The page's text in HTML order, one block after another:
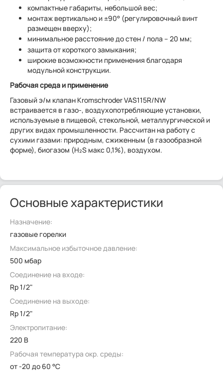
компактные габариты, небольшой вес;
монтаж вертикально и ±90° (регулировочный винт
размещен вверху);
минимальное расстояние до стен / пола – 20 мм;
защита от короткого замыкания;
широкие возможности применения благодаря
модульной конструкции.
Рабочая среда и применение
Газовый э/м клапан Kromschroder VAS115R/NW
встраивается в газо-, воздухопотребляющие установки,
используемые в пищевой, стекольной, металлургической и
других видах промышленности. Рассчитан на работу с
сухими газами: природным, сжиженным (в газообразной
форме), биогазом (H₂S макс 0,1%), воздухом.
Основные характеристики
Назначение:
газовые горелки
Максимальное избыточное давление:
500 мбар
Соединение на входе:
Rp 1/2"
Соединение на выходе:
Rp 1/2"
Электропитание:
220 В
Рабочая температура окр. среды:
от -20 до 60 °C